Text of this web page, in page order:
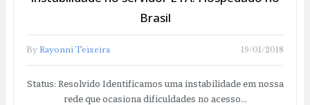
Brasil
By Rayonni Teixeira 19/01/2018
Status: Resolvido Identificamos uma instabilidade em nossa
rede que ocasiona dificuldades no acesso…